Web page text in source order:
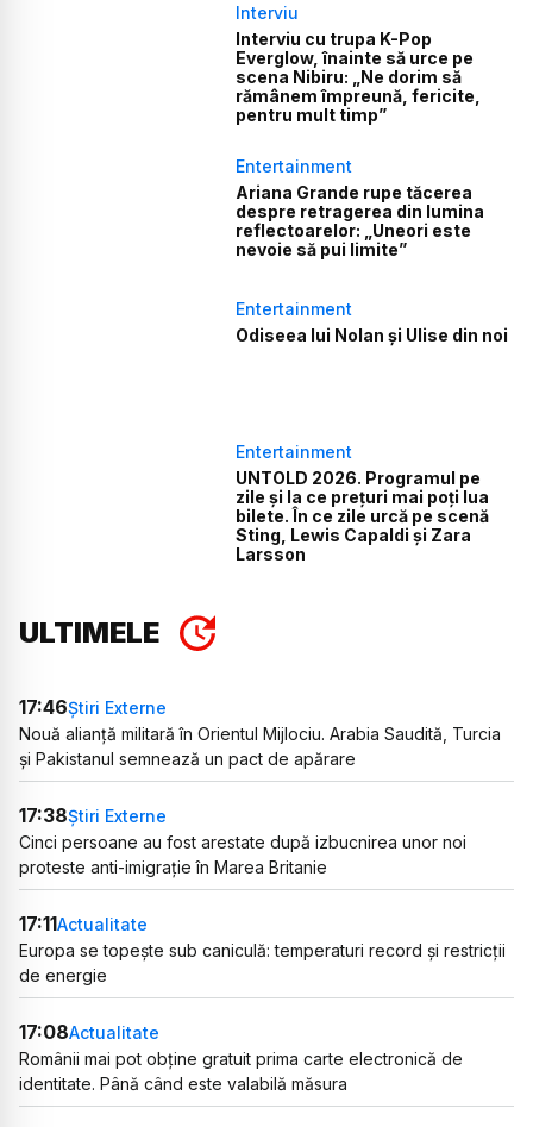
Interviu
Interviu cu trupa K-Pop
Everglow, înainte să urce pe
scena Nibiru: „Ne dorim să
rămânem împreună, fericite,
pentru mult timp”
Entertainment
Ariana Grande rupe tăcerea
despre retragerea din lumina
reflectoarelor: „Uneori este
nevoie să pui limite”
Entertainment
Odiseea lui Nolan și Ulise din noi
Entertainment
UNTOLD 2026. Programul pe
zile și la ce prețuri mai poți lua
bilete. În ce zile urcă pe scenă
Sting, Lewis Capaldi și Zara
Larsson
ULTIMELE
17:46Știri Externe
Nouă alianță militară în Orientul Mijlociu. Arabia Saudită, Turcia
și Pakistanul semnează un pact de apărare
17:38Știri Externe
Cinci persoane au fost arestate după izbucnirea unor noi
proteste anti-imigrație în Marea Britanie
17:11Actualitate
Europa se topește sub caniculă: temperaturi record și restricții
de energie
17:08Actualitate
Românii mai pot obține gratuit prima carte electronică de
identitate. Până când este valabilă măsura